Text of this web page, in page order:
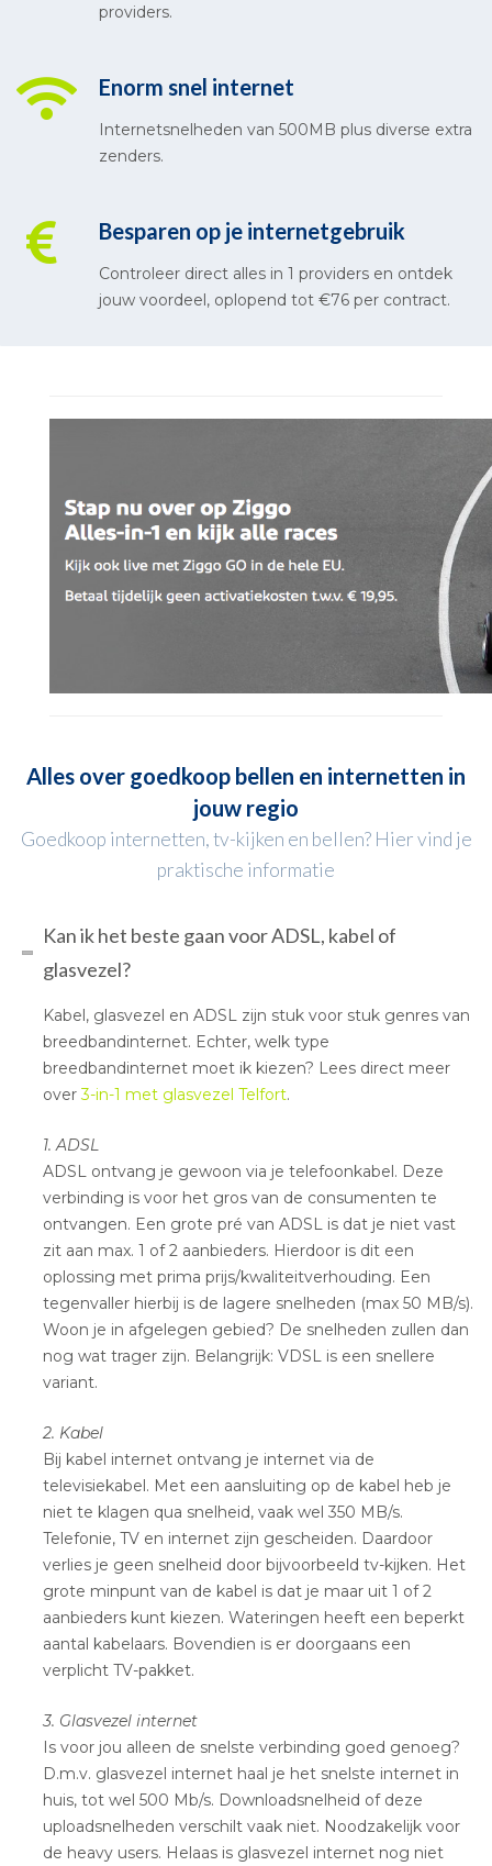
providers.
Enorm snel internet
Internetsnelheden van 500MB plus diverse extra
zenders.
Besparen op je internetgebruik
Controleer direct alles in 1 providers en ontdek
jouw voordeel, oplopend tot €76 per contract.
Alles over goedkoop bellen en internetten in
jouw regio
Goedkoop internetten, tv-kijken en bellen? Hier vind je
praktische informatie
Kan ik het beste gaan voor ADSL, kabel of
glasvezel?
Kabel, glasvezel en ADSL zijn stuk voor stuk genres van
breedbandinternet. Echter, welk type
breedbandinternet moet ik kiezen? Lees direct meer
over3-in-1 met glasvezel Telfort.
1. ADSL
ADSL ontvang je gewoon via je telefoonkabel. Deze
verbinding is voor het gros van de consumenten te
ontvangen. Een grote pré van ADSL is dat je niet vast
zit aan max. 1 of 2 aanbieders. Hierdoor is dit een
oplossing met prima prijs/kwaliteitverhouding. Een
tegenvaller hierbij is de lagere snelheden (max 50 MB/s).
Woon je in afgelegen gebied? De snelheden zullen dan
nog wat trager zijn. Belangrijk: VDSL is een snellere
variant.
2. Kabel
Bij kabel internet ontvang je internet via de
televisiekabel. Met een aansluiting op de kabel heb je
niet te klagen qua snelheid, vaak wel 350 MB/s.
Telefonie, TV en internet zijn gescheiden. Daardoor
verlies je geen snelheid door bijvoorbeeld tv-kijken. Het
grote minpunt van de kabel is dat je maar uit 1 of 2
aanbieders kunt kiezen. Wateringen heeft een beperkt
aantal kabelaars. Bovendien is er doorgaans een
verplicht TV-pakket.
3. Glasvezel internet
Is voor jou alleen de snelste verbinding goed genoeg?
D.m.v. glasvezel internet haal je het snelste internet in
huis, tot wel 500 Mb/s. Downloadsnelheid of deze
uploadsnelheden verschilt vaak niet. Noodzakelijk voor
de heavy users. Helaas is glasvezel internet nog niet